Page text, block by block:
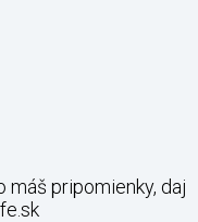
máš pripomienky, daj